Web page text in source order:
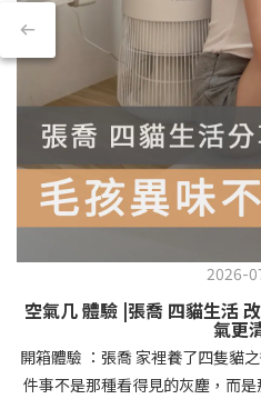
2026-
空氣几 體驗 |張喬 四貓生活
氣更
開箱體驗 ：張喬 家裡養了四隻貓
件事不是那種看得見的灰塵，而